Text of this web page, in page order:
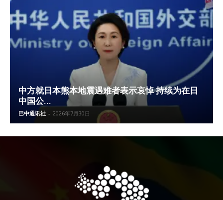
中方就日本熊本地震遇难者表示哀悼 持续为在日
中国公...
巴中通讯社 - 2026年7月30日